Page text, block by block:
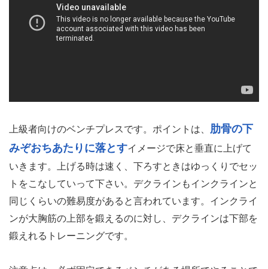
上級者向けのベンチプレスです。ポイントは、
肋骨の下
みぞおちあたりに落とすイメージで床と垂直に上げて
いきます。上げる時は速く、下ろすときはゆっくりでセッ
トをこなしていって下さい。デクラインもインクラインと
同じくらいの難易度があると言われています。インクライ
ンが大胸筋の上部を鍛えるのに対し、デクラインは下部を
鍛えれるトレーニングです。